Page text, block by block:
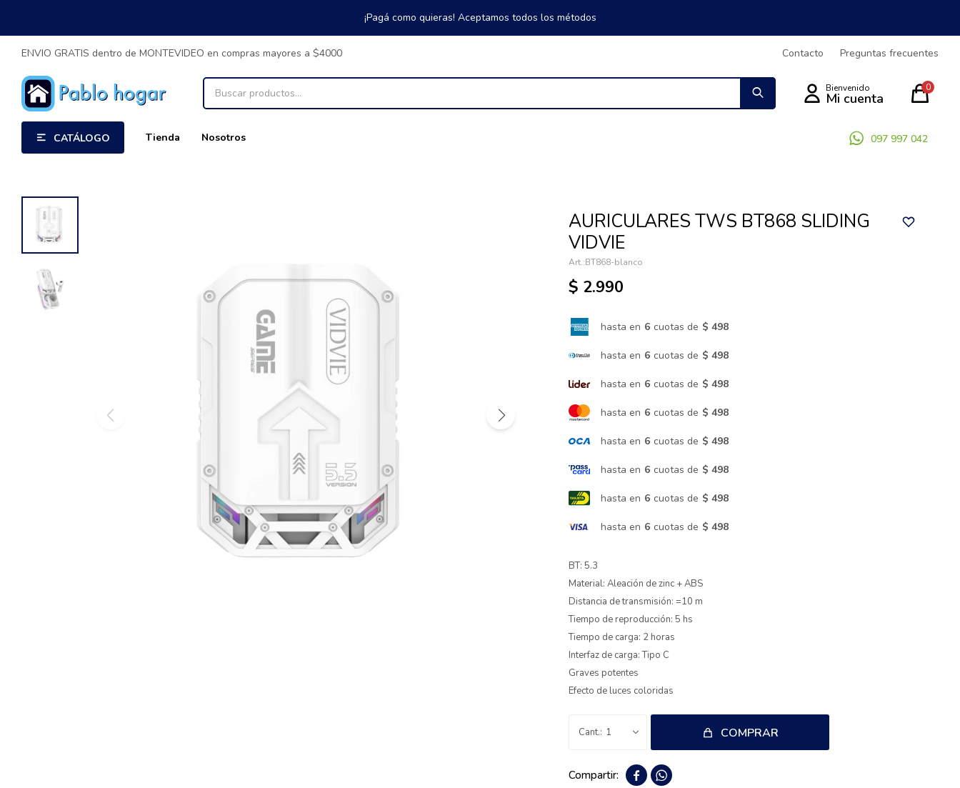
¡Pagá como quieras! Aceptamos todos los métodos
CATÁLOGO Tienda Nosotros 097 997 042
0
ENVIO GRATIS dentro de MONTEVIDEO en compras mayores a $4000 Contacto Preguntas frecuentes
AURICULARES TWS BT868 SLIDING
VIDVIE
BT868-blanco
$ 2.990
hasta en 6 cuotas de $ 498
hasta en 6 cuotas de $ 498
hasta en 6 cuotas de $ 498
hasta en 6 cuotas de $ 498
hasta en 6 cuotas de $ 498
hasta en 6 cuotas de $ 498
hasta en 6 cuotas de $ 498
hasta en 6 cuotas de $ 498
BT: 5.3
Material: Aleación de zinc + ABS
Distancia de transmisión: =10 m
Tiempo de reproducción: 5 hs
Tiempo de carga: 2 horas
Interfaz de carga: Tipo C
Graves potentes
Efecto de luces coloridas
1 COMPRAR
 